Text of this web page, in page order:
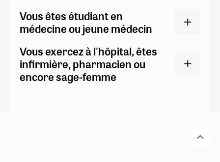
Vous êtes étudiant en
médecine ou jeune médecin
Vous exercez à l'hôpital, êtes
infirmière, pharmacien ou
encore sage-femme